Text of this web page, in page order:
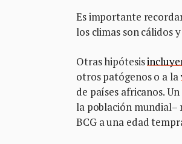
Es importante
los climas son cálidos
Otras hipótesis
otros patógenos o a la
de países africanos.
la población mundial–
BCG a una edad